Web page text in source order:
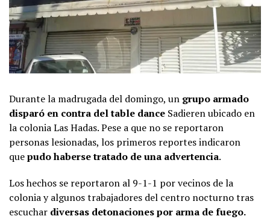
Durante la madrugada del domingo, un grupo armado
disparó en contra del table dance Sadieren ubicado en
la colonia Las Hadas. Pese a que no se reportaron
personas lesionadas, los primeros reportes indicaron
quepudo haberse tratado de una advertencia.
Los hechos se reportaron al 9-1-1 por vecinos de la
colonia y algunos trabajadores del centro nocturno tras
escuchar diversas detonaciones por arma de fuego.